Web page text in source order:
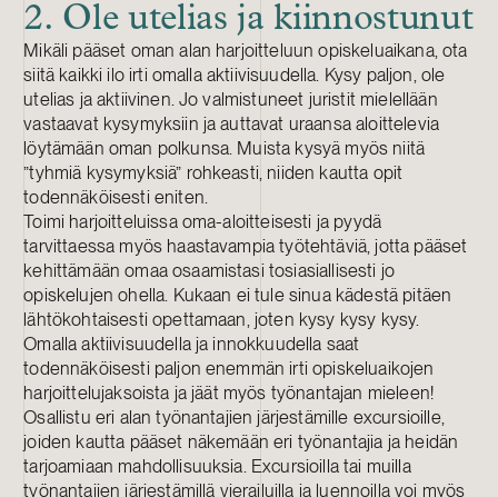
2. Ole utelias ja kiinnostunut
Mikäli pääset oman alan harjoitteluun opiskeluaikana, ota
siitä kaikki ilo irti omalla aktiivisuudella. Kysy paljon, ole
utelias ja aktiivinen. Jo valmistuneet juristit mielellään
vastaavat kysymyksiin ja auttavat uraansa aloittelevia
löytämään oman polkunsa. Muista kysyä myös niitä
”tyhmiä kysymyksiä” rohkeasti, niiden kautta opit
todennäköisesti eniten.
Toimi harjoitteluissa oma-aloitteisesti ja pyydä
tarvittaessa myös haastavampia työtehtäviä, jotta pääset
kehittämään omaa osaamistasi tosiasiallisesti jo
opiskelujen ohella. Kukaan ei tule sinua kädestä pitäen
lähtökohtaisesti opettamaan, joten kysy kysy kysy.
Omalla aktiivisuudella ja innokkuudella saat
todennäköisesti paljon enemmän irti opiskeluaikojen
harjoittelujaksoista ja jäät myös työnantajan mieleen!
Osallistu eri alan työnantajien järjestämille excursioille,
joiden kautta pääset näkemään eri työnantajia ja heidän
tarjoamiaan mahdollisuuksia. Excursioilla tai muilla
työnantajien järjestämillä vierailuilla ja luennoilla voi myös